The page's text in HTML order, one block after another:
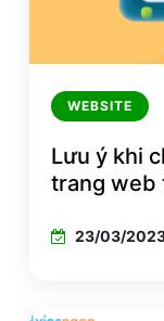
WEBSITE
Lưu ý khi
trang web
23/03/